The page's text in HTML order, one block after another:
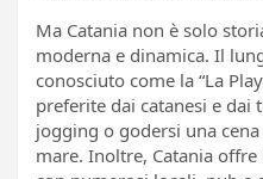
Ma Catania non è solo
moderna e dinamica. Il
conosciuto come la “La
preferite dai catanesi e dai
jogging o godersi una
mare. Inoltre, Catania